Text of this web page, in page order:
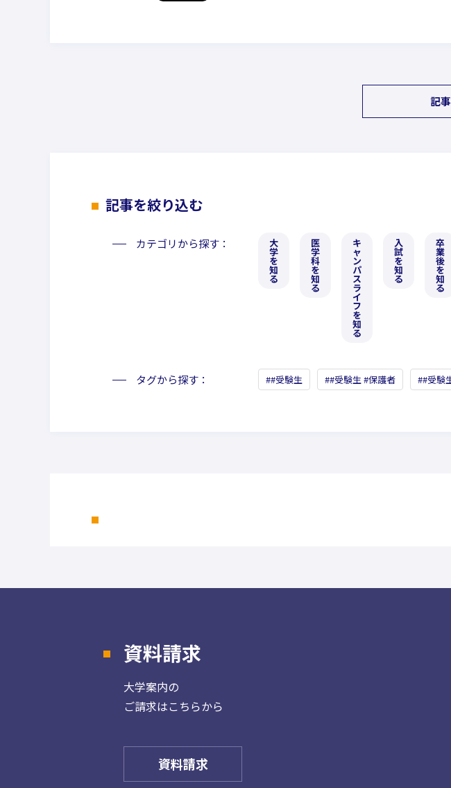
記
記事を絞り込む
カテゴリから探す 大
学
を
知
る
医
学
科
を
知
る
キ
ャ
ン
パ
ス
ラ
イ
フ
を
知
る
入
試
を
知
る
卒
業
後
を
知
る
タグから探す #受験生 #受験生 #保護者 #受験
資料請求
大学案内の
ご請求はこちらから
資料請求